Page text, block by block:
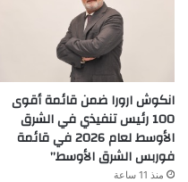
انكوش ارورا ضمن قائمة أقوى
100 رئيس تنفيذي في الشرق
الأوسط لعام 2026 في قائمة
فوربس الشرق الأوسط”
منذ 11 ساعة